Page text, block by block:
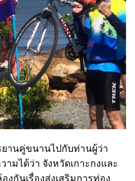
านคู่ขนานไปกับท่านผู้ว่า
ามได้ว่า จังหวัดเกาะกงและ
งกันเรื่องส่งเสริมการท่อง